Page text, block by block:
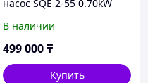
насос SQE 2-55 0.70kW
В наличии
499 000₸
Купить